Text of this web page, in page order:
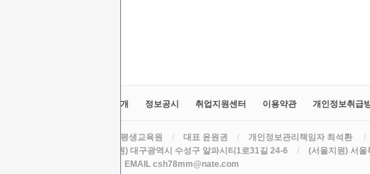
교육원소개 정보공시 취업지원센터 이용약관 개인정보취급
라인원격평생교육원 / 대표 윤원권 / 개인정보관리책임자 최석환 /
주소 (본원) 대구광역시 수성구 알파시티1로31길 24-6
/
(서울지원) 서울
EMAIL csh78mm@nate.com